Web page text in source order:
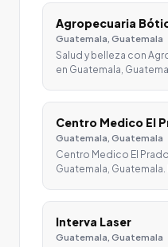
Agropecuaria
Guatemala, Guatemala
Salud y belleza con
en Guatemala,
Centro Medico El
Guatemala, Guatemala
Centro Medico El
Guatemala,
Interva Laser
Guatemala, Guatemala